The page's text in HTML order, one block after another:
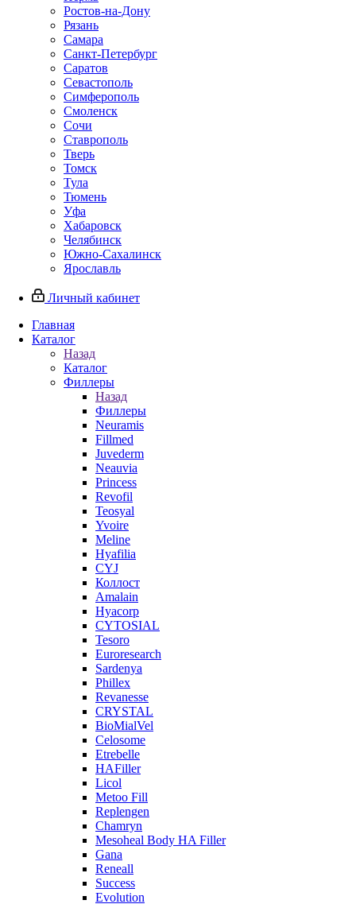
Ростов-на-Дону
Рязань
Самара
Санкт-Петербург
Саратов
Севастополь
Симферополь
Смоленск
Сочи
Ставрополь
Тверь
Томск
Тула
Тюмень
Уфа
Хабаровск
Челябинск
Южно-Сахалинск
Ярославль
Личный кабинет
Главная
Каталог
Назад
Каталог
Филлеры
Назад
Филлеры
Neuramis
Fillmed
Juvederm
Neauvia
Princess
Revofil
Teosyal
Yvoire
Meline
Hyafilia
CYJ
Коллост
Amalain
Hyacorp
CYTOSIAL
Tesoro
Euroresearch
Sardenya
Phillex
Revanesse
CRYSTAL
BioMialVel
Celosome
Etrebelle
HAFiller
Licol
Metoo Fill
Replengen
Chamryn
Mesoheal Body HA Filler
Gana
Reneall
Success
Evolution